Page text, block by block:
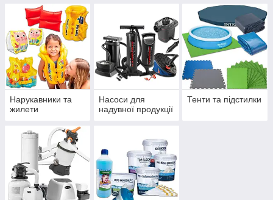
Нарукавники та
жилети
Насоси для
надувної продукції
Тенти та підстилки